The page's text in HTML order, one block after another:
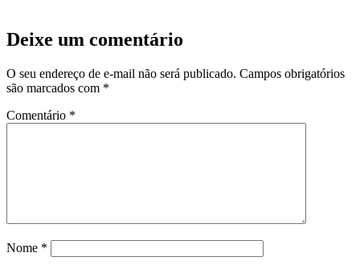
Deixe um comentário
O seu endereço de e-mail não será publicado. Campos obrigatórios
são marcados com *
Comentário *
Nome *